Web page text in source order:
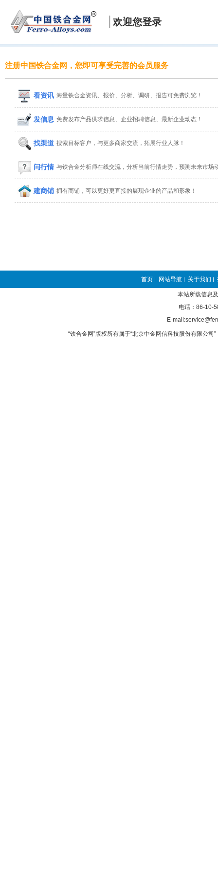
欢迎您登录
注册中国铁合金网，您即可享受完善的会员服务
看资讯 海量铁合金资讯、报价、分析、调研、报告可免费浏览！
发信息 免费发布产品供求信息、企业招聘信息、最新企业动态！
找渠道 搜索目标客户，与更多商家交流，拓展行业人脉！
问行情 与铁合金分析师在线交流，分析当前行情走势，预测未来市场
建商铺 拥有商铺，可以更好更直接的展现企业的产品和形象！
首页 | 网站导航 | 关于我们 |
本站所载信息
电话：86-10-
E-
“铁合金网”版权所有属于“北京中金网信科技股份有限公司